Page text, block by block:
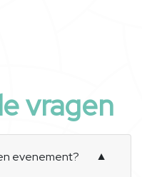
vragen
evenement? ▼